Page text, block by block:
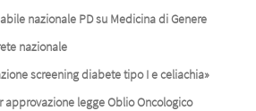
nazionale PD su Medicina di Genere
nazionale
screening diabete tipo I e celiachia»
legge Oblio Oncologico